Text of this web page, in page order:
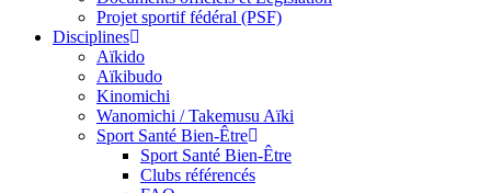
Projet sportif fédéral (PSF)
Disciplines
Aïkido
Aïkibudo
Kinomichi
Wanomichi / Takemusu Aïki
Sport Santé Bien-Être
Sport Santé Bien-Être
Clubs référencés